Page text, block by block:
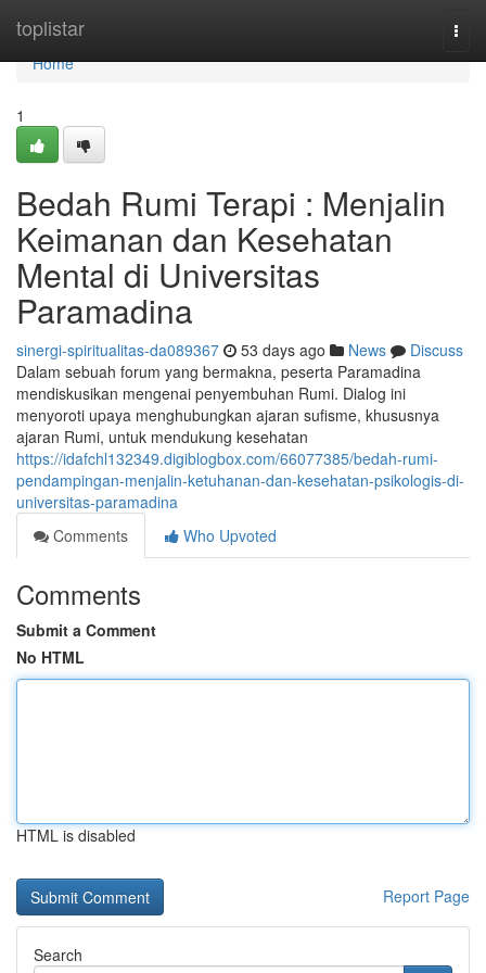
toplistar
Home
Home
1
Bedah Rumi Terapi : Menjalin
Keimanan dan Kesehatan
Mental di Universitas
Paramadina
sinergi-spiritualitas-da089367 53 days ago News
Discuss
Dalam sebuah forum yang bermakna, peserta Paramadina
mendiskusikan mengenai penyembuhan Rumi. Dialog ini
menyoroti upaya menghubungkan ajaran sufisme, khususnya
ajaran Rumi, untuk mendukung kesehatan
https://idafchl132349.digiblogbox.com/66077385/bedah-rumi-
pendampingan-menjalin-ketuhanan-dan-kesehatan-psikologis-di-
universitas-paramadina
Comments
Who Upvoted
Comments
Submit a Comment
No HTML
HTML is disabled
Report Page
Search